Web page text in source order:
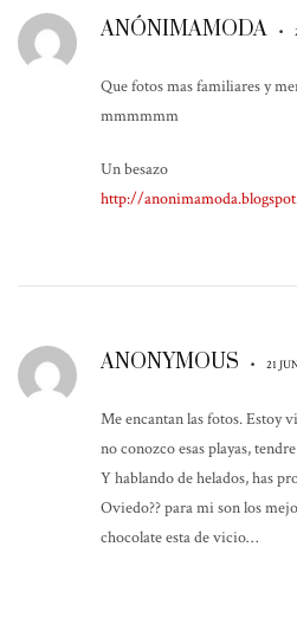
ANÓNIMAMODA •
Que fotos mas familiares y
mmmmmm
Un besazo
http://
ANONYMOUS • 21
Me encantan las fotos. Estoy
no conozco esas playas,
Y hablando de helados, has
Oviedo?? para mi son los
chocolate esta de vicio…